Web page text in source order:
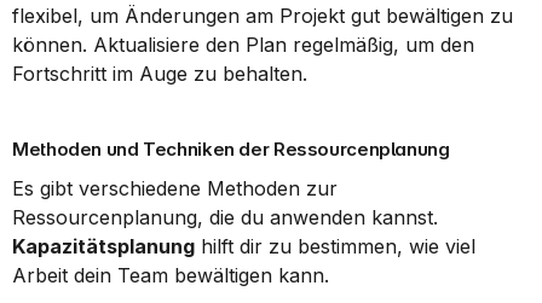
flexibel, um Änderungen am Projekt gut bewältigen zu
können. Aktualisiere den Plan regelmäßig, um den
Fortschritt im Auge zu behalten.
Methoden und Techniken der Ressourcenplanung
Es gibt verschiedene Methoden zur
Kapazitätsplanung hilft dir zu bestimmen, wie viel
Arbeit dein Team bewältigen kann.